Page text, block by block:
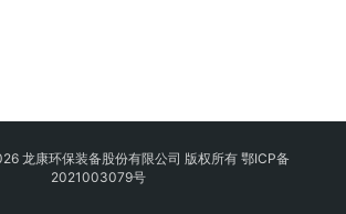
龙康环保装备股份有限公司 版权所有 鄂ICP备
2021003079号